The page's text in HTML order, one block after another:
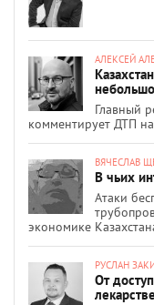
АЛЕКСЕЙ
Главный
комментирует ДТП
ВЯЧЕСЛАВ
В чьих
Атаки
экономике
РУСЛАН
От